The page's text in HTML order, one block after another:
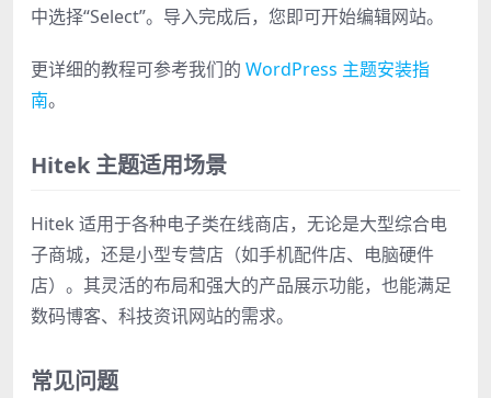
中选择“Select”。导入完成后，您即可开始编辑网站。
更详细的教程可参考我们的 WordPress 主题安装指
南。
Hitek 主题适用场景
Hitek 适用于各种电子类在线商店，无论是大型综合电
子商城，还是小型专营店（如手机配件店、电脑硬件
店）。其灵活的布局和强大的产品展示功能，也能满足
数码博客、科技资讯网站的需求。
常见问题